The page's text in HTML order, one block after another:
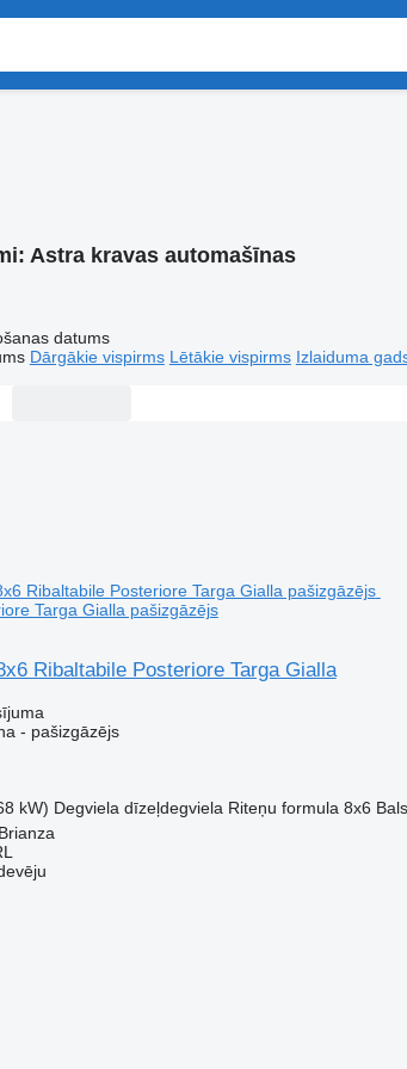
Astra kravas automašīnas
datums
Dārgākie vispirms Lētākie vispirms Izlaiduma
Targa Gialla pašizgāzējs
Ribaltabile Posteriore Targa Gialla
- pašizgāzējs
kW) Degviela dīzeļdegviela Riteņu formula 8x6